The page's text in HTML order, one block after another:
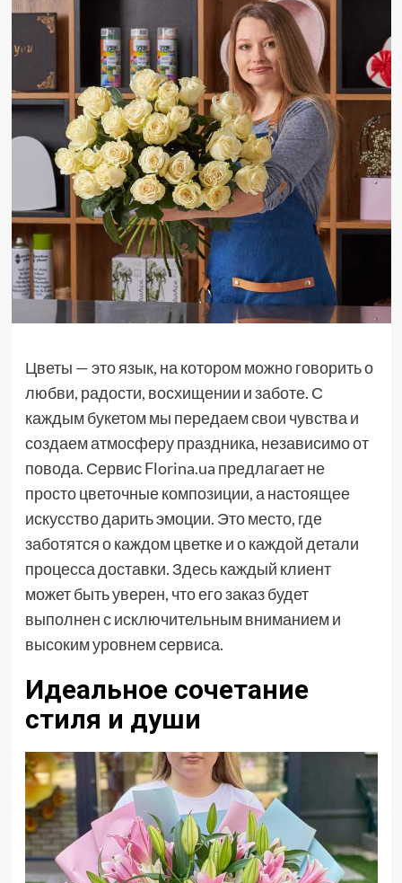
Цветы — это язык, на котором можно говорить о
любви, радости, восхищении и заботе. С
каждым букетом мы передаем свои чувства и
создаем атмосферу праздника, независимо от
повода. Сервис Florina.ua предлагает не
просто цветочные композиции, а настоящее
искусство дарить эмоции. Это место, где
заботятся о каждом цветке и о каждой детали
процесса доставки. Здесь каждый клиент
может быть уверен, что его заказ будет
выполнен с исключительным вниманием и
высоким уровнем сервиса.
Идеальное сочетание
стиля и души